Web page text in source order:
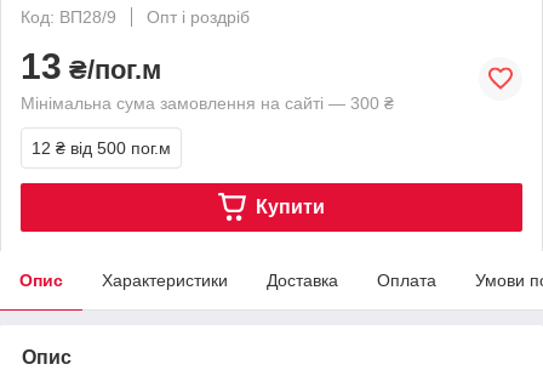
Код: ВП28/9
Опт і роздріб
13 ₴/пог.м
Мінімальна сума замовлення на сайті — 300 ₴
12 ₴ від 500 пог.м
Купити
Опис Характеристики Доставка Оплата Умови
Опис